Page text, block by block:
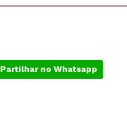
Partilhar no Whatsapp